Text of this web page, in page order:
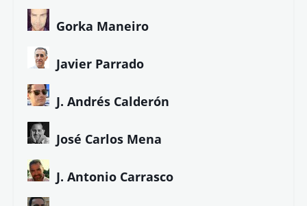
Gorka Maneiro
Javier Parrado
J. Andrés Calderón
José Carlos Mena
J. Antonio Carrasco